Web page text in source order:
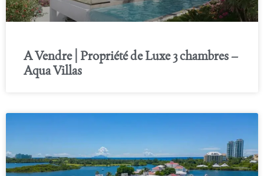
A Vendre | Propriété de Luxe 3 chambres –
Aqua Villas